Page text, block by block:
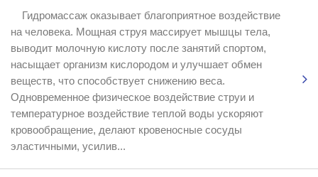
Гидромассаж оказывает благоприятное воздействие
на человека. Мощная струя массирует мышцы тела,
выводит молочную кислоту после занятий спортом,
насыщает организм кислородом и улучшает обмен
веществ, что способствует снижению веса.
Одновременное физическое воздействие струи и
температурное воздействие теплой воды ускоряют
кровообращение, делают кровеносные сосуды
эластичными, усилив...